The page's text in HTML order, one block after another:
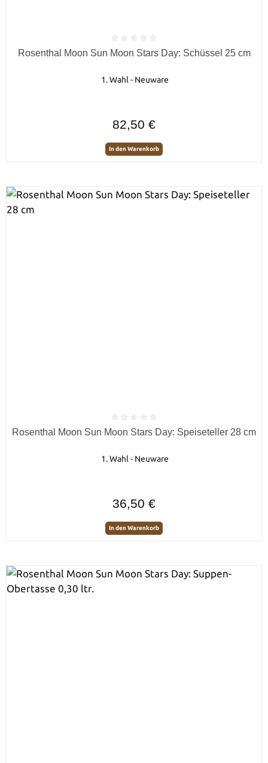
Durchschnittliche Bewertung von 0 von 5 Sternen
Rosenthal Moon Sun Moon Stars Day: Schüssel 25 cm
1. Wahl - Neuware
82,50 €
In den Warenkorb
Durchschnittliche Bewertung von 0 von 5 Sternen
Rosenthal Moon Sun Moon Stars Day: Speiseteller 28 cm
1. Wahl - Neuware
36,50 €
In den Warenkorb